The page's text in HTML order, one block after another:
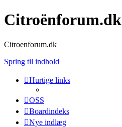
Citroënforum.dk
Citroenforum.dk
Spring til indhold
Hurtige links
OSS
Boardindeks
Nye indlæg